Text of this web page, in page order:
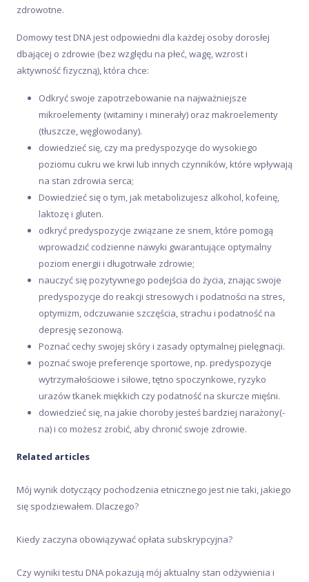
zdrowotne.
Domowy test DNA jest odpowiedni dla każdej osoby dorosłej
dbającej o zdrowie (bez względu na płeć, wagę, wzrost i
aktywność fizyczną), która chce:
Odkryć swoje zapotrzebowanie na najważniejsze
mikroelementy (witaminy i minerały) oraz makroelementy
(tłuszcze, węglowodany).
dowiedzieć się, czy ma predyspozycje do wysokiego
poziomu cukru we krwi lub innych czynników, które wpływają
na stan zdrowia serca;
Dowiedzieć się o tym, jak metabolizujesz alkohol, kofeinę,
laktozę i gluten.
odkryć predyspozycje związane ze snem, które pomogą
wprowadzić codzienne nawyki gwarantujące optymalny
poziom energii i długotrwałe zdrowie;
nauczyć się pozytywnego podejścia do życia, znając swoje
predyspozycje do reakcji stresowych i podatności na stres,
optymizm, odczuwanie szczęścia, strachu i podatność na
depresję sezonową.
Poznać cechy swojej skóry i zasady optymalnej pielęgnacji.
poznać swoje preferencje sportowe, np. predyspozycje
wytrzymałościowe i siłowe, tętno spoczynkowe, ryzyko
urazów tkanek miękkich czy podatność na skurcze mięśni.
dowiedzieć się, na jakie choroby jesteś bardziej narażony(-
na) i co możesz zrobić, aby chronić swoje zdrowie.
Related articles
Mój wynik dotyczący pochodzenia etnicznego jest nie taki, jakiego
się spodziewałem. Dlaczego?
Kiedy zaczyna obowiązywać opłata subskrypcyjna?
Czy wyniki testu DNA pokazują mój aktualny stan odżywienia i